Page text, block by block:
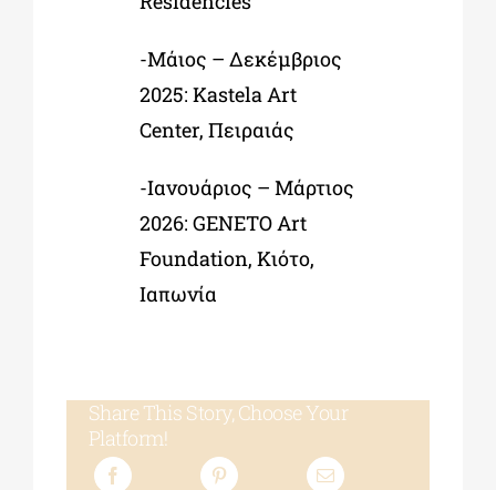
-Μάιος – Δεκέμβριος
2025: Kastela Art
Center, Πειραιάς
-Ιανουάριος – Μάρτιος
2026: GENETO Art
Foundation, Κιότο,
Ιαπωνία
Share This Story, Choose Your
Platform!